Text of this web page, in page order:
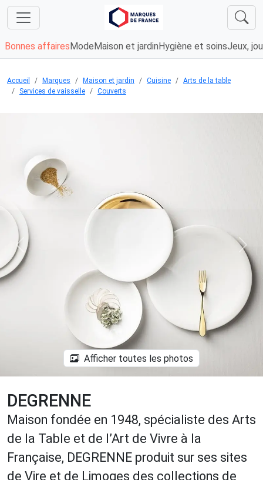
Bonnes affaires Mode Maison et jardin Hygiène et soinsJeux,
Accueil Marques Maison et jardin Cuisine
Arts de la table
Services de vaisselle
Couverts
Chargement...
Previous Next
Afficher toutes les photos
DEGRENNE
Maison fondée en 1948, spécialiste des Arts
de la Table et de l’Art de Vivre à la
Française, DEGRENNE produit sur ses sites
de Vire et de Limoges des collections de